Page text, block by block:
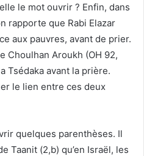
le mot ouvrir ? Enfin, dans
rapporte que Rabi Elazar
aux pauvres, avant de prier.
Choulhan Aroukh (OH 92,
Tsédaka avant la prière.
le lien entre ces deux
quelques parenthèses. Il
Taanit (2,b) qu’en Israël, les